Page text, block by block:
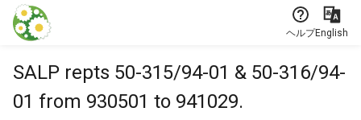
本文に飛ぶ
ヘルプEnglish
SALP repts 50-315/94-01 & 50-316/94-
01 from 930501 to 941029.